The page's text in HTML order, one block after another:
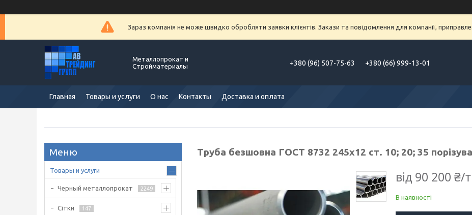
Зараз компанія не може швидко обробляти заявки клієнтів. Закази та повідомлення для компанії,
Металлопрокат и
Стройматериалы
+380 (96) 507-75-63 +380 (66) 999-13-01
Главная Товары и услуги О нас Контакты Доставка и оплата
Труба безшовна ГОСТ 8732 245х12 ст. 10; 20; 35
від 90 200 ₴/т
В наявності
Товары и услуги
Черный металлопрокат 2249
Сітки 147